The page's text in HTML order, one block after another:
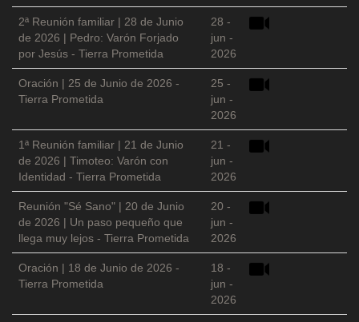
2ª Reunión familiar | 28 de Junio
de 2026 | Pedro: Varón Forjado
por Jesús - Tierra Prometida
28 -
jun -
2026
Oración | 25 de Junio de 2026 -
Tierra Prometida
25 -
jun -
2026
1ª Reunión familiar | 21 de Junio
de 2026 | Timoteo: Varón con
Identidad - Tierra Prometida
21 -
jun -
2026
Reunión "Sé Sano" | 20 de Junio
de 2026 | Un paso pequeño que
llega muy lejos - Tierra Prometida
20 -
jun -
2026
Oración | 18 de Junio de 2026 -
Tierra Prometida
18 -
jun -
2026